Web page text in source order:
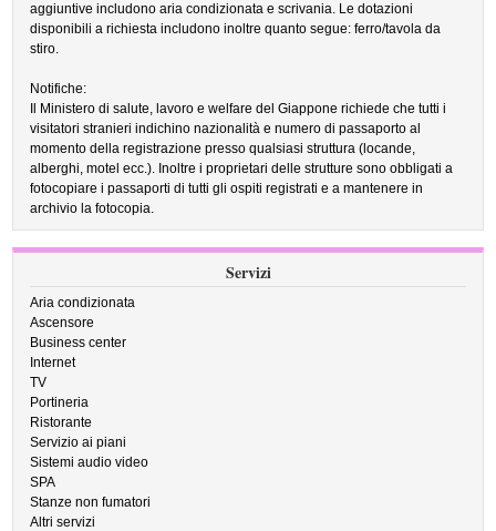
aggiuntive includono aria condizionata e scrivania. Le dotazioni
disponibili a richiesta includono inoltre quanto segue: ferro/tavola da
stiro.
Notifiche:
Il Ministero di salute, lavoro e welfare del Giappone richiede che tutti i
visitatori stranieri indichino nazionalità e numero di passaporto al
momento della registrazione presso qualsiasi struttura (locande,
alberghi, motel ecc.). Inoltre i proprietari delle strutture sono obbligati a
fotocopiare i passaporti di tutti gli ospiti registrati e a mantenere in
archivio la fotocopia.
Servizi
Aria condizionata
Ascensore
Business center
Internet
TV
Portineria
Ristorante
Servizio ai piani
Sistemi audio video
SPA
Stanze non fumatori
Altri servizi